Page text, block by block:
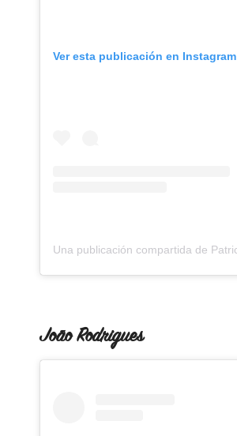
Ver esta publicación en Instagram
João Rodrigues